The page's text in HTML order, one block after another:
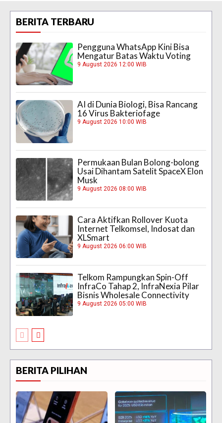
BERITA TERBARU
Pengguna WhatsApp Kini Bisa
Mengatur Batas Waktu Voting
9 August 2026 12:00 WIB
AI di Dunia Biologi, Bisa Rancang
16 Virus Bakteriofage
9 August 2026 10:00 WIB
Permukaan Bulan Bolong-bolong
Usai Dihantam Satelit SpaceX Elon
Musk
9 August 2026 08:00 WIB
Cara Aktifkan Rollover Kuota
Internet Telkomsel, Indosat dan
XLSmart
9 August 2026 06:00 WIB
Telkom Rampungkan Spin-Off
InfraCo Tahap 2, InfraNexia Pilar
Bisnis Wholesale Connectivity
9 August 2026 05:00 WIB
BERITA PILIHAN